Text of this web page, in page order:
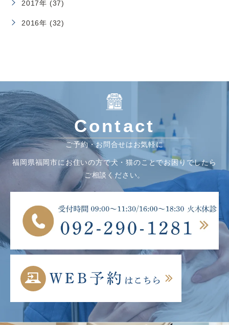
2017年 (37)
2016年 (32)
Contact
ご予約・お問合せはお気軽に
福岡県福岡市にお住いの方で犬・猫のことでお困りでしたら
ご相談ください。